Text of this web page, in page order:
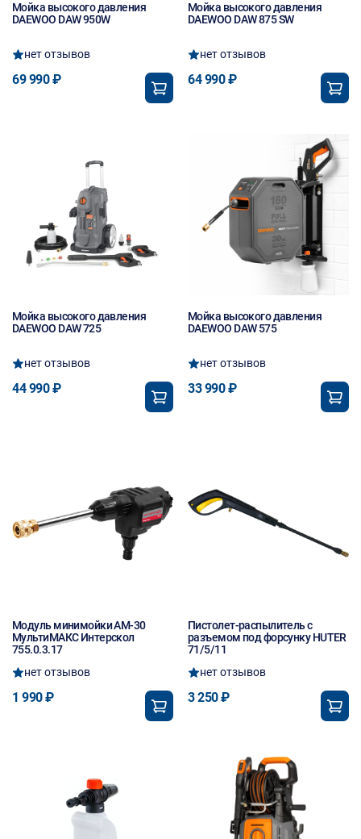
Мойка высокого давления
DAEWOO DAW 950W
нет отзывов
69 990 ₽
Мойка высокого давления
DAEWOO DAW 875 SW
нет отзывов
64 990 ₽
Мойка высокого давления
DAEWOO DAW 725
нет отзывов
44 990 ₽
Мойка высокого давления
DAEWOO DAW 575
нет отзывов
33 990 ₽
Модуль минимойки АМ-30
МультиМАКС Интерскол
755.0.3.17
нет отзывов
1 990 ₽
Пистолет-распылитель с
разъемом под форсунку HUTER
71/5/11
нет отзывов
3 250 ₽